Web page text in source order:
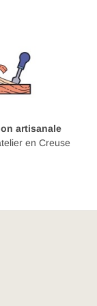
artisanale
en Creuse